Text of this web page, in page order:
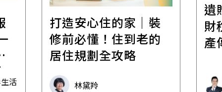
活
打造安心住的家｜裝
修前必懂！住到老的
居住規劃全攻略
林黛羚
遺
財
產